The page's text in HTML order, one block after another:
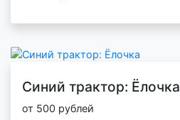
Синий трактор: Ёлочка
от 500 рублей